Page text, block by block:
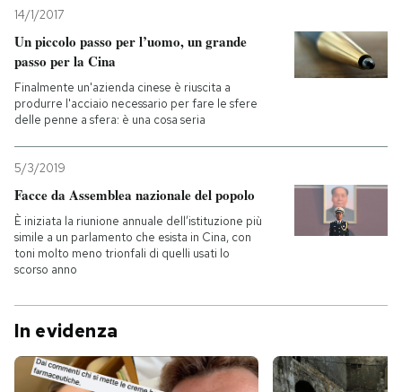
14/1/2017
Un piccolo passo per l’uomo, un grande
passo per la Cina
Finalmente un'azienda cinese è riuscita a
produrre l'acciaio necessario per fare le sfere
delle penne a sfera: è una cosa seria
5/3/2019
Facce da Assemblea nazionale del popolo
È iniziata la riunione annuale dell’istituzione più
simile a un parlamento che esista in Cina, con
toni molto meno trionfali di quelli usati lo
scorso anno
In evidenza